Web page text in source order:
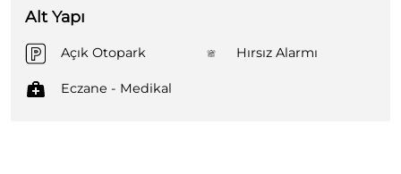
Alt Yapı
Açık Otopark Hırsız Alarmı
Eczane - Medikal